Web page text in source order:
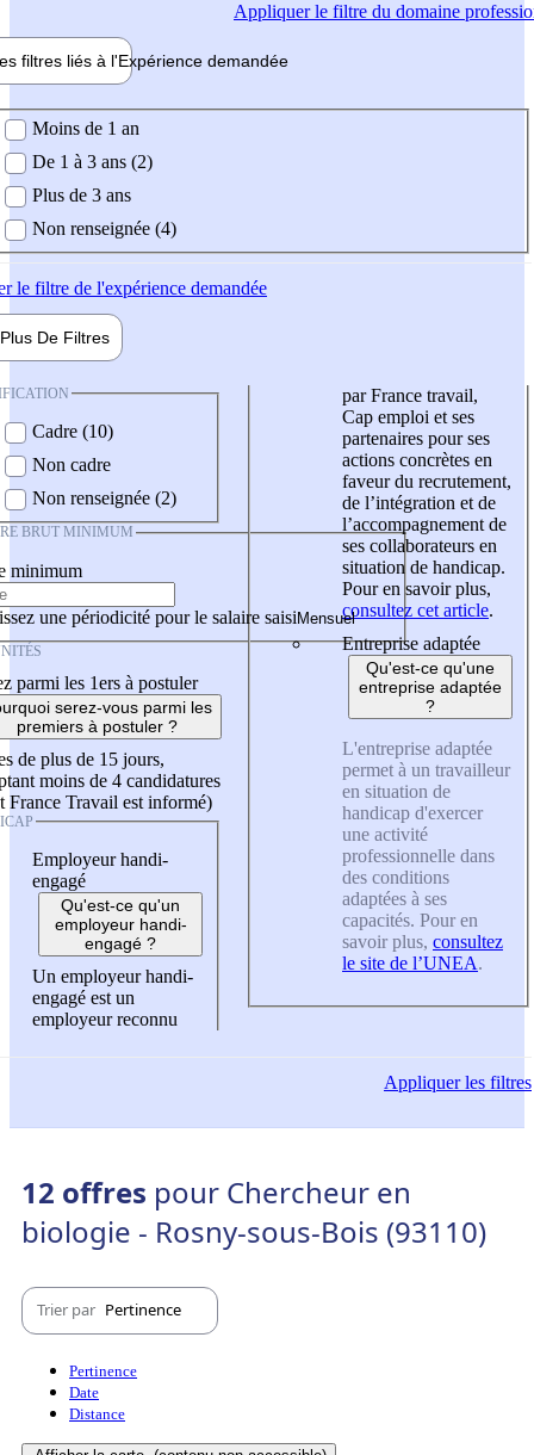
Appliquerle filtre du domaine
filtres liés à l'Expérience demandée
demandée
Moins de 1 an
De 1 à 3 ans (2)
Plus de 3 ans
Non renseignée (4)
le filtre de l'expérience demandée
Plus De Filtres
Cadre (10)
Non cadre
Non renseignée (2)
BRUT MINIMUM
minimum
une périodicité pour le salaire saisi
parmi les 1ers à postuler
serez-vous parmi les
premiers à postuler ?
de plus de 15 jours,
moins de 4 candidatures
France Travail est informé)
Employeur handi-
engagé
Qu'est-ce qu'un
employeur handi-
engagé ?
Un employeur handi-
engagé est un
employeur reconnu
par France travail,
Cap emploi et ses
partenaires pour ses
actions concrètes en
faveur du recrutement,
de l’intégration et de
l’accompagnement de
ses collaborateurs en
situation de handicap.
Pour en savoir plus,
consultez cet article.
Entreprise adaptée
Qu'est-ce qu'une
entreprise adaptée
?
L'entreprise adaptée
permet à un travailleur
en situation de
handicap d'exercer
une activité
professionnelle dans
des conditions
adaptées à ses
capacités. Pour en
savoir plus, consultez
le site de l’UNEA.
Appliquerles filtres
12 offres pour Chercheur en
biologie - Rosny-sous-Bois (93110)
Trier par Pertinence
Pertinence
Date
Distance